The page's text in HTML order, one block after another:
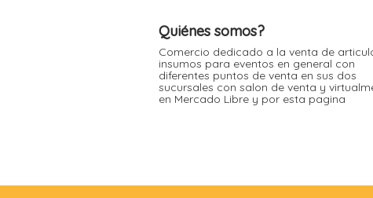
Navidad
Pascuas
Pirotines
Pre-mezclas
Velas y bengalas
Quiénes somos?
Comercio dedicado a la venta de
insumos para eventos en general con
diferentes puntos de venta en sus dos
sucursales con salon de venta y
en Mercado Libre y por esta pagina